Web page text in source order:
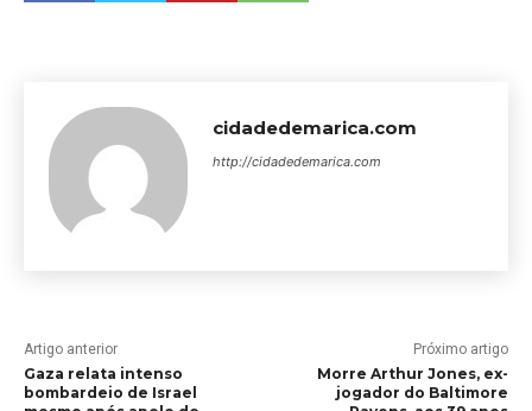
cidadedemarica.com
http://cidadedemarica.com
Artigo anterior
Gaza relata intenso
bombardeio de Israel
Próximo artigo
Morre Arthur Jones, ex-
jogador do Baltimore